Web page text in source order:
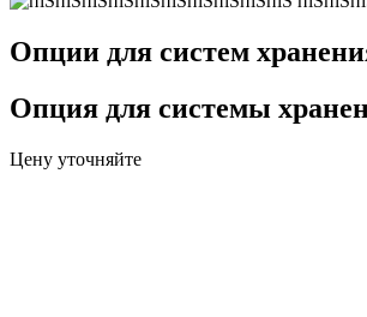
Опции для систем
Опция для системы
Цену уточняйте